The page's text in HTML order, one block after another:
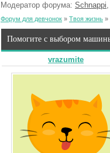
Модератор форума: Schnappi,
Форум для девчонок » Твоя жизнь »
Помогите с выбором
vrazumite